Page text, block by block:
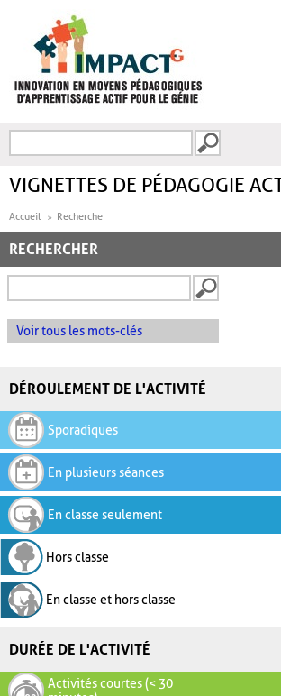
FORMULAIRE DE
VIGNETTES DE PÉDAGOGIE
Accueil Recherche
RECHERCHER
Voir tous les mots-clés
DÉROULEMENT DE L'ACTIVITÉ
Sporadiques
En plusieurs séances
En classe seulement
Hors classe
En classe et hors classe
DURÉE DE L'ACTIVITÉ
Activités courtes (< 30